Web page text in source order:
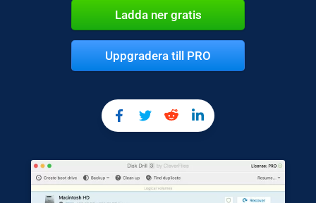
Ladda ner gratis
Uppgradera till PRO